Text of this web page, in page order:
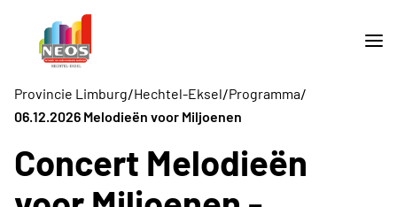
Provincie Limburg/Hechtel-Eksel/Programma/
06.12.2026 Melodieën voor Miljoenen
Concert Melodieën